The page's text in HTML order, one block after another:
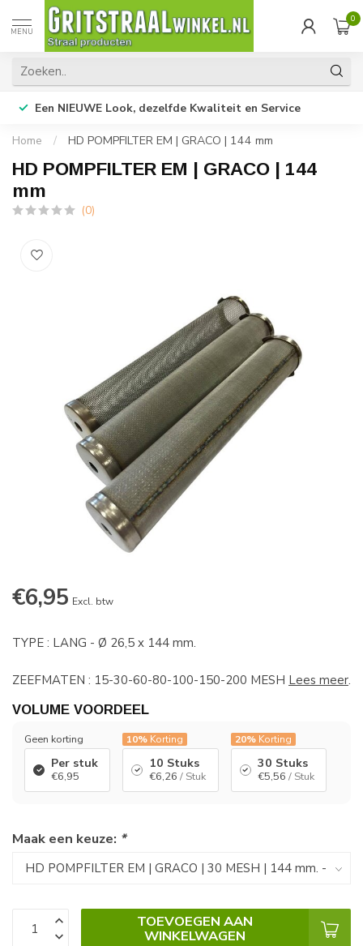
MENU
0
Een NIEUWE Look, dezelfde Kwaliteit en Service
Home / HD POMPFILTER EM | GRACO | 144 mm
HD POMPFILTER EM | GRACO | 144
mm
(0)
€6,95 Excl. btw
TYPE : LANG - Ø 26,5 x 144 mm.
ZEEFMATEN : 15-30-60-80-100-150-200 MESH Lees meer.
VOLUME VOORDEEL
Geen korting
Per stuk
€6,95
10% Korting
10 Stuks
€6,26 / Stuk
20%Korting
30 Stuks
€5,56 / Stuk
Maak een keuze: *
TOEVOEGEN AAN
WINKELWAGEN